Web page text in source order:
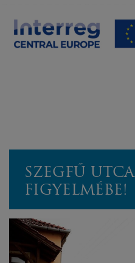
SZEGFŰ
FIGYELMÉBE!